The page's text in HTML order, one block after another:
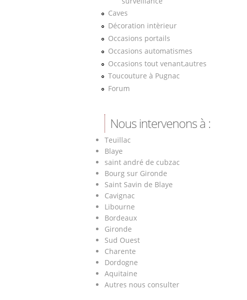
Caves
Décoration intèrieur
Occasions portails
Occasions automatismes
Occasions tout venant,autres
Toucouture à Pugnac
Forum
Nous intervenons à :
Teuillac
Blaye
saint andré de cubzac
Bourg sur Gironde
Saint Savin de Blaye
Cavignac
Libourne
Bordeaux
Gironde
Sud Ouest
Charente
Dordogne
Aquitaine
Autres nous consulter